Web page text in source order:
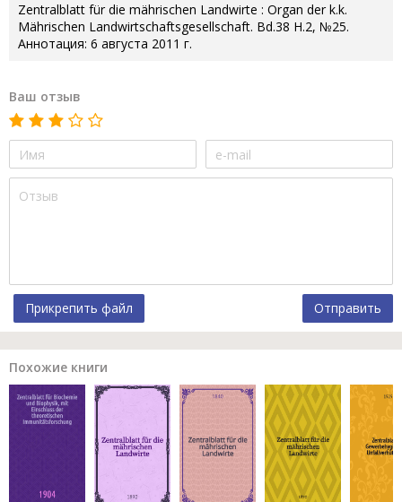
Zentralblatt für die mährischen Landwirte : Organ der k.k.
Mährischen Landwirtschaftsgesellschaft. Bd.38 H.2, №25.
Аннотация: 6 августа 2011 г.
Ваш отзыв
Прикрепить файл Отправить
Похожие книги